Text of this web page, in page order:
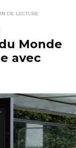
DE LECTURE
Monde
avec